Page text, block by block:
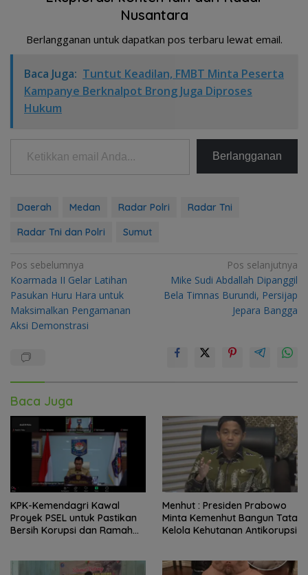
Nusantara
Berlangganan untuk dapatkan pos terbaru lewat email.
Baca Juga: Tuntut Keadilan, FMBT Minta Peserta
Kampanye Berknalpot Brong Juga Diproses
Hukum
Ketikkan email Anda...
Berlangganan
Daerah Medan Radar Polri
Radar Tni
Radar Tni dan Polri
Sumut
Navigasi
pos
Pos sebelumnya
Koarmada II Gelar Latihan
Pasukan Huru Hara untuk
Maksimalkan Pengamanan
Aksi Demonstrasi
Pos selanjutnya
Mike Sudi Abdallah Dipanggil
Bela Timnas Burundi, Persijap
Jepara Bangga
Baca Juga
KPK-Kemendagri Kawal
Proyek PSEL untuk Pastikan
Bersih Korupsi dan Ramah
Menhut : Presiden Prabowo
Minta Kemenhut Bangun Tata
Kelola Kehutanan Antikorupsi